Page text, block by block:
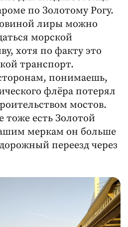
по Золотому Рогу.
лиры можно
морской
хотя по факту это
транспорт.
понимаешь,
флёра потерял
мостов.
тоже есть Золотой
меркам он больше
переезд через